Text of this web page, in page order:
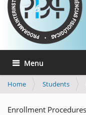
Toggle navigation
Home Students
Enrollment Procedures